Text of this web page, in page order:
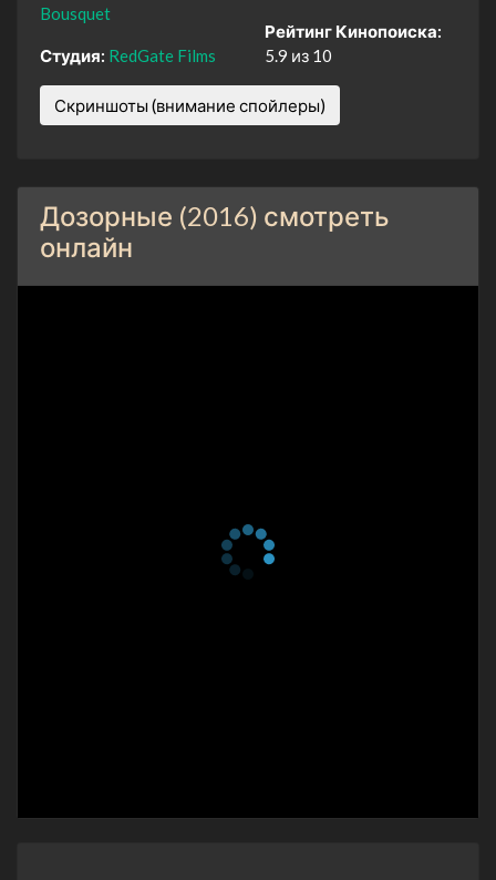
Bousquet
Студия: RedGate Films
Рейтинг Кинопоиска:
5.9 из 10
Скриншоты (внимание спойлеры)
Дозорные (2016) смотреть
онлайн